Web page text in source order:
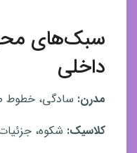
سبک‌های
داخلی
مدرن: سادگی، خطوط
کلاسیک: شکوه،